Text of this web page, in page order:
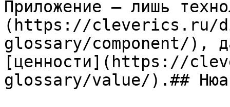
Приложение — лишь
(https://cleverics.ru/
glossary/component/),
[ценности](https://
glossary/value/).##